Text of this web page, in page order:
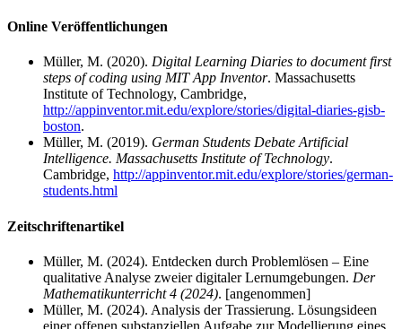
Online Veröffentlichungen
Müller, M. (2020). Digital Learning Diaries to document first
steps of coding using MIT App Inventor. Massachusetts
Institute of Technology, Cambridge,
http://appinventor.mit.edu/explore/stories/digital-diaries-gisb-
boston.
Müller, M. (2019). German Students Debate Artificial
Intelligence. Massachusetts Institute of Technology.
Cambridge, http://appinventor.mit.edu/explore/stories/german-
students.html
Zeitschriftenartikel
Müller, M. (2024). Entdecken durch Problemlösen – Eine
qualitative Analyse zweier digitaler Lernumgebungen. Der
Mathematikunterricht 4 (2024). [angenommen]
Müller, M. (2024). Analysis der Trassierung. Lösungsideen
einer offenen substanziellen Aufgabe zur Modellierung eines